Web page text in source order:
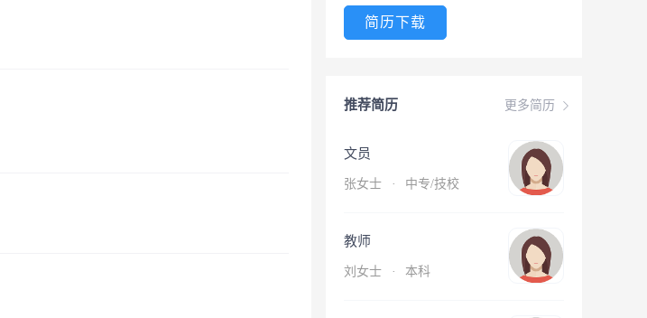
简历下载
更多简历
推荐简历
文员
张女士 · 中专/技校
教师
刘女士 · 本科